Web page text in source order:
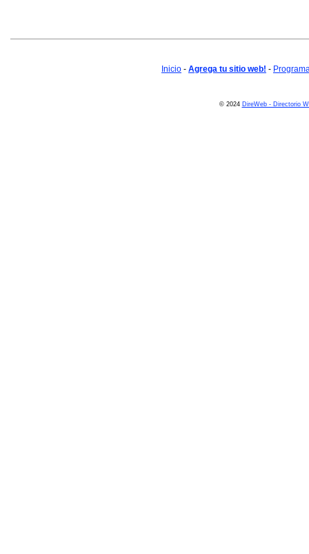
Inicio - Agrega tu sitio web! -
© 2024 DireWeb - Directorio